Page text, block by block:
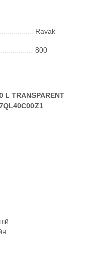
Ravak
800
TRANSPARENT